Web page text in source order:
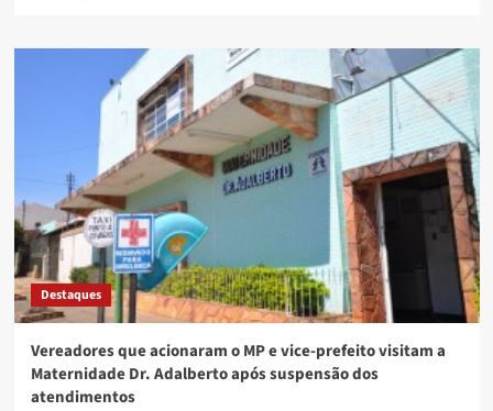
Destaques
Vereadores que acionaram o MP e vice-prefeito visitam a
Maternidade Dr. Adalberto após suspensão dos
atendimentos